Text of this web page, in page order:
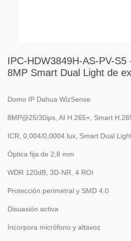
IPC-HDW3849H-AS-PV-S5
8MP Smart Dual Light de
Domo IP Dahua WizSense
8MP@25/30ips, AI H.265+, Smart
ICR, 0,004/0,0004 lux, Smart Dual
Óptica fija de 2,8 mm
WDR 120dB, 3D-NR, 4 ROI
Protección perimetral y SMD 4.0
Disuasión activa
Incorpora micrófono y altavoz